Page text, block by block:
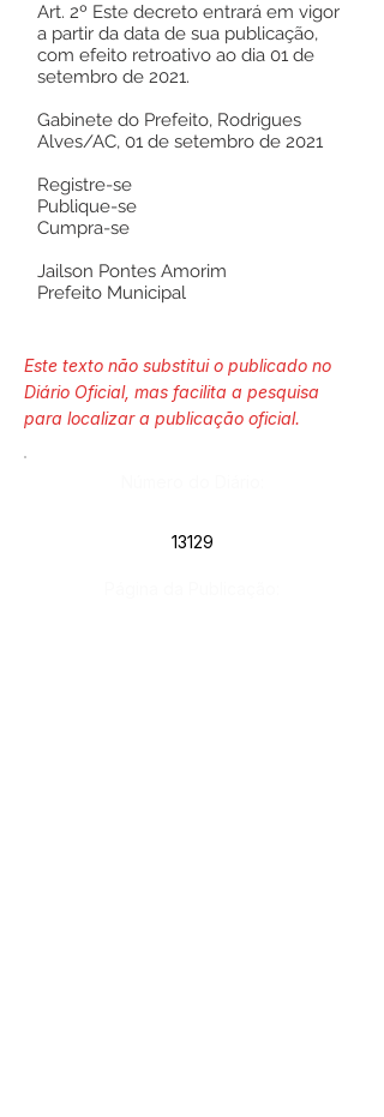
Art. 2º Este decreto entrará em vigor
a partir da data de sua publicação,
com efeito retroativo ao dia 01 de
setembro de 2021.
Gabinete do Prefeito, Rodrigues
Alves/AC, 01 de setembro de 2021
Registre-se
Publique-se
Cumpra-se
Jailson Pontes Amorim
Prefeito Municipal
Este texto não substitui o publicado no
Diário Oficial, mas facilita a pesquisa
para localizar a publicação oficial.
13129